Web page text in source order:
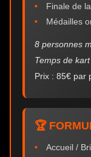
Finale de
Médailles
8 personnes
Temps de
Prix : 85€ par
🏆
Accueil /